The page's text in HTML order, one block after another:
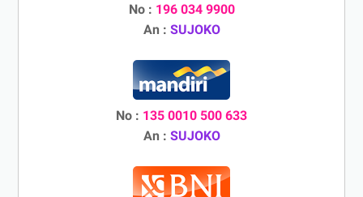
No : 196 034 9900
An : SUJOKO
No : 135 0010 500 633
An : SUJOKO